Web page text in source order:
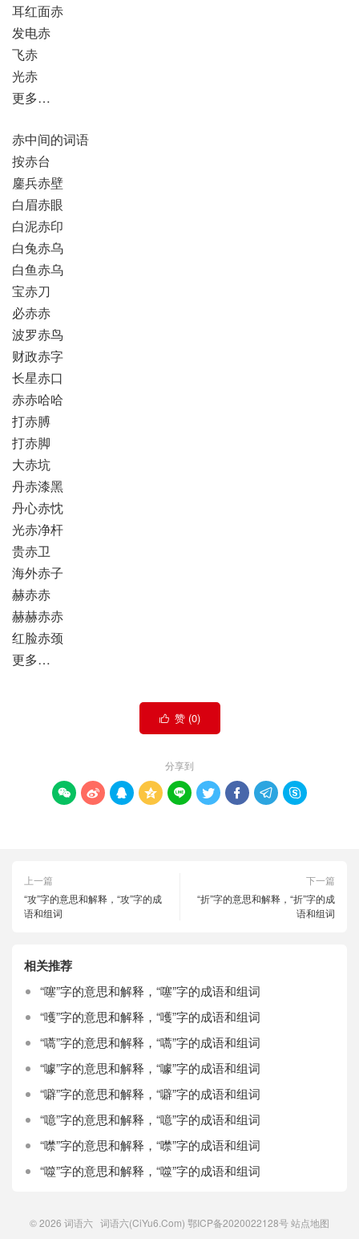
耳红面赤
发电赤
飞赤
光赤
更多…
赤中间的词语
按赤台
鏖兵赤壁
白眉赤眼
白泥赤印
白兔赤乌
白鱼赤乌
宝赤刀
必赤赤
波罗赤鸟
财政赤字
长星赤口
赤赤哈哈
打赤膊
打赤脚
大赤坑
丹赤漆黑
丹心赤忱
光赤净杆
贵赤卫
海外赤子
赫赤赤
赫赫赤赤
红脸赤颈
更多…
 赞 (0)
分享到
        
上一篇
“攻”字的意思和解释，“攻”字的成
语和组词
下一篇
“折”字的意思和解释，“折”字的成
语和组词
相关推荐
“噻”字的意思和解释，“噻”字的成语和组词
“嚄”字的意思和解释，“嚄”字的成语和组词
“嚆”字的意思和解释，“嚆”字的成语和组词
“噱”字的意思和解释，“噱”字的成语和组词
“噼”字的意思和解释，“噼”字的成语和组词
“噫”字的意思和解释，“噫”字的成语和组词
“噤”字的意思和解释，“噤”字的成语和组词
“噬”字的意思和解释，“噬”字的成语和组词
© 2026 词语六 词语六(CiYu6.Com) 鄂ICP备2020022128号站点地图